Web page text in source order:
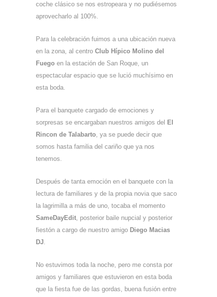
coche clásico se nos estropeara y no pudiésemos
aprovecharlo al 100%.
Para la celebración fuimos a una ubicación nueva
en la zona, al centro Club Hípico Molino del
Fuego en la estación de San Roque, un
espectacular espacio que se lució muchísimo en
esta boda.
Para el banquete cargado de emociones y
sorpresas se encargaban nuestros amigos del El
Rincon de Talabarto, ya se puede decir que
somos hasta familia del cariño que ya nos
tenemos.
Después de tanta emoción en el banquete con la
lectura de familiares y de la propia novia que saco
la lagrimilla a más de uno, tocaba el momento
SameDayEdit, posterior baile nupcial y posterior
fiestón a cargo de nuestro amigo Diego Macias
DJ.
No estuvimos toda la noche, pero me consta por
amigos y familiares que estuvieron en esta boda
que la fiesta fue de las gordas, buena fusión entre